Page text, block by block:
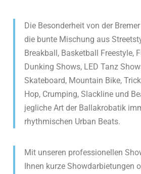
Die Besonderheit von der
die bunte Mischung aus
Breakball, Basketball Freestyle,
Dunking Shows, LED Tanz
Skateboard, Mountain Bike,
Hop, Crumping, Slackline und
jegliche Art der Ballakrobatik
rhythmischen Urban Beats.
Mit unseren professionellen
Ihnen kurze Showdarbietungen